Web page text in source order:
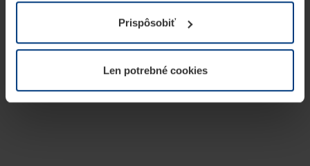
prevádzku tejto stránky. Pre všetky ostatné typy cookie
potrebujeme Vaše povolenie. Vaše povolenie môžete
kedykoľvek zmeniť alebo odvolať vo vysvetlení cookie
našej webovej stránky.
Prispôsobiť
Len potrebné cookies